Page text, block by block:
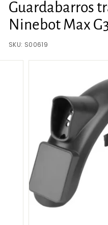
E
P
L
U
S.
Guardabarros
Ninebot Max
SKU: S00619